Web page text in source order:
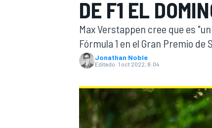
INDYCAR
DE F1 EL
Max Verstappen cree que es
Fórmula 1 en el Gran Premio
Jonathan Noble
Editado: 1 oct 2022, 8:04